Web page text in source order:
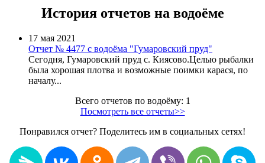
История отчетов на водоёме
17 мая 2021
Отчет № 4477 с водоёма "Гумаровский пруд"
Сегодня, Гумаровский пруд с. Киясово.Целью рыбалки
была хорошая плотва и возможные поимки карася, по
началу...
Всего отчетов по водоёму: 1
Посмотреть все отчеты>>
Понравился отчет? Поделитесь им в социальных сетях!